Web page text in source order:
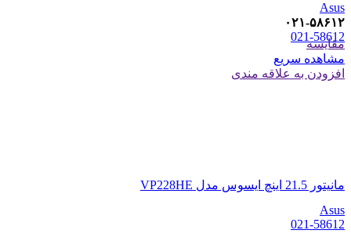
Asus
۰۲۱-۵۸۶۱۲
021-58612
مقایسه
مشاهده سریع
افزودن به علاقه مندی
مانیتور 21.5 اینچ ایسوس مدل VP228HE
Asus
021-58612